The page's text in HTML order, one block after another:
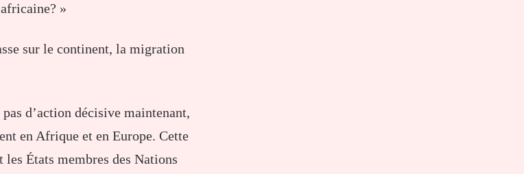
»
sur le continent, la migration
d’action décisive maintenant,
en Afrique et en Europe. Cette
États membres des Nations